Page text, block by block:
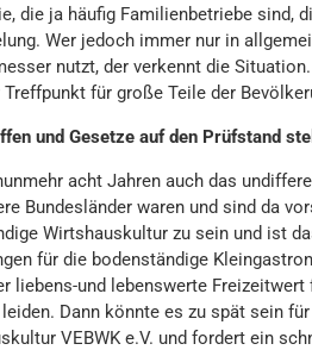
die ja häufig Familienbetriebe sind,
Wer jedoch immer nur in
nutzt, der verkennt die
für große Teile der
und Gesetze auf den Prüfstand
acht Jahren auch das
Bundesländer waren und sind da
Wirtshauskultur zu sein und ist
für die bodenständige
liebens-und lebenswerte
Dann könnte es zu spät sein
VEBWK e.V. und fordert ein